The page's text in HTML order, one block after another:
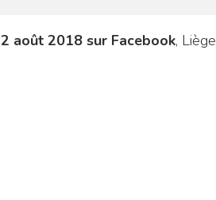
août 2018 sur Facebook, Liège